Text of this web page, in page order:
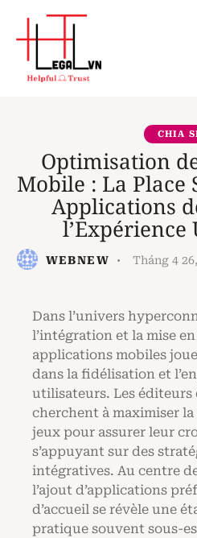
CHIA
Optimisation
Mobile : La Place
Applications
WEBNEW Tháng 4
Dans l’univers
l’intégration et la mise
applications mobiles
dans la fidélisation et
utilisateurs. Les éditeurs
cherchent à maximiser
jeux pour assurer leur
s’appuyant sur des
intégratives. Au centre
l’ajout d’applications
d’accueil se révèle une
pratique souvent sous-